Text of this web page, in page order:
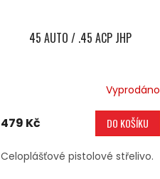
45 AUTO / .45 ACP JHP
Vyprodáno
479 Kč DO KOŠÍKU
Celoplášťové pistolové střelivo.